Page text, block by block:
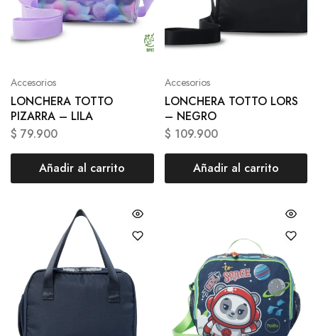
Accesorios
LONCHERA TOTTO
PIZARRA – LILA
$ 79.900
Añadir al carrito
Accesorios
LONCHERA TOTTO LORS
– NEGRO
$ 109.900
Añadir al carrito